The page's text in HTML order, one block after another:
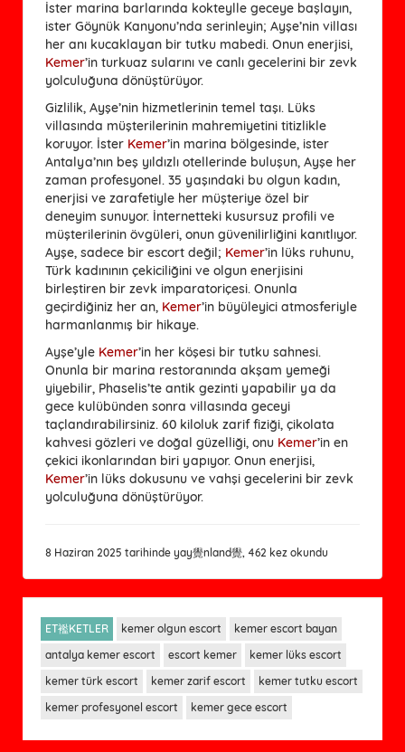
İster marina barlarında kokteylle geceye başlayın,
ister Göynük Kanyonu’nda serinleyin; Ayşe’nin villası
her anı kucaklayan bir tutku mabedi. Onun enerjisi,
Kemer’in turkuaz sularını ve canlı gecelerini bir zevk
yolculuğuna dönüştürüyor.
Gizlilik, Ayşe’nin hizmetlerinin temel taşı. Lüks
villasında müşterilerinin mahremiyetini titizlikle
koruyor. İster Kemer’in marina bölgesinde, ister
Antalya’nın beş yıldızlı otellerinde buluşun, Ayşe her
zaman profesyonel. 35 yaşındaki bu olgun kadın,
enerjisi ve zarafetiyle her müşteriye özel bir
deneyim sunuyor. İnternetteki kusursuz profili ve
müşterilerinin övgüleri, onun güvenilirliğini kanıtlıyor.
Ayşe, sadece bir escort değil; Kemer’in lüks ruhunu,
Türk kadınının çekiciliğini ve olgun enerjisini
birleştiren bir zevk imparatoriçesi. Onunla
geçirdiğiniz her an, Kemer’in büyüleyici atmosferiyle
harmanlanmış bir hikaye.
Ayşe’yle Kemer’in her köşesi bir tutku sahnesi.
Onunla bir marina restoranında akşam yemeği
yiyebilir, Phaselis’te antik gezinti yapabilir ya da
gece kulübünden sonra villasında geceyi
taçlandırabilirsiniz. 60 kiloluk zarif fiziği, çikolata
kahvesi gözleri ve doğal güzelliği, onu Kemer’in en
çekici ikonlarından biri yapıyor. Onun enerjisi,
Kemer’in lüks dokusunu ve vahşi gecelerini bir zevk
yolculuğuna dönüştürüyor.
8 Haziran 2025 tarihinde yay覺nland覺, 462 kez okundu
ET襤KETLER kemer olgun escort
kemer escort bayan
antalya kemer escort
escort kemer
kemer lüks escort
kemer türk escort
kemer zarif escort
kemer tutku escort
kemer profesyonel escort
kemer gece escort